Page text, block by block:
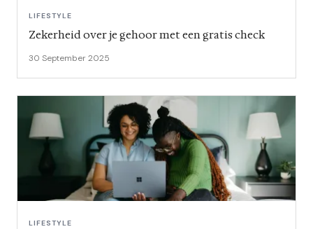
LIFESTYLE
Zekerheid over je gehoor met een gratis check
30 September 2025
LIFESTYLE